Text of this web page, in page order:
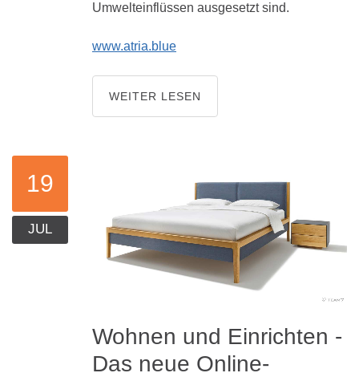
Umwelteinflüssen ausgesetzt sind.
www.atria.blue
WEITER LESEN
19
JUL
Wohnen und Einrichten -
Das neue Online-